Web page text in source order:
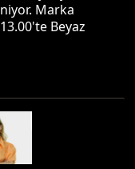
Marka
Beyaz